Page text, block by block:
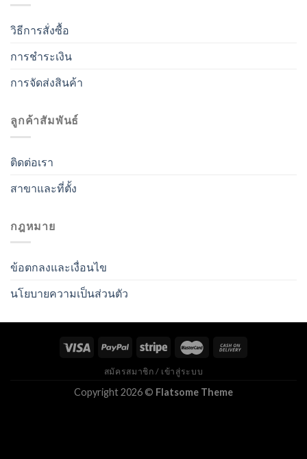
วิธีการสั่งซื้อ
การชำระเงิน
การจัดส่งสินค้า
ลูกค้าสัมพันธ์
ติดต่อเรา
สาขาและที่ตั้ง
กฎหมาย
ข้อตกลงและเงื่อนไข
นโยบายความเป็นส่วนตัว
สมัครสมาชิก / เข้าสู่ระบบ
Copyright 2026 © Flatsome Theme